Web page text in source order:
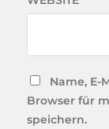
Name, E-
Browser für
speichern.